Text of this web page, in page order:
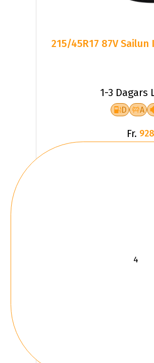
215/45R17 87V Sailun
1-3 Dagars
D A
Fr.